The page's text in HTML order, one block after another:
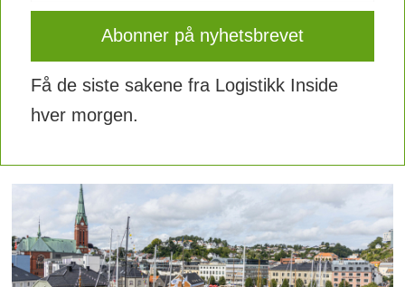
Få de siste sakene fra Logistikk Inside
hver morgen.